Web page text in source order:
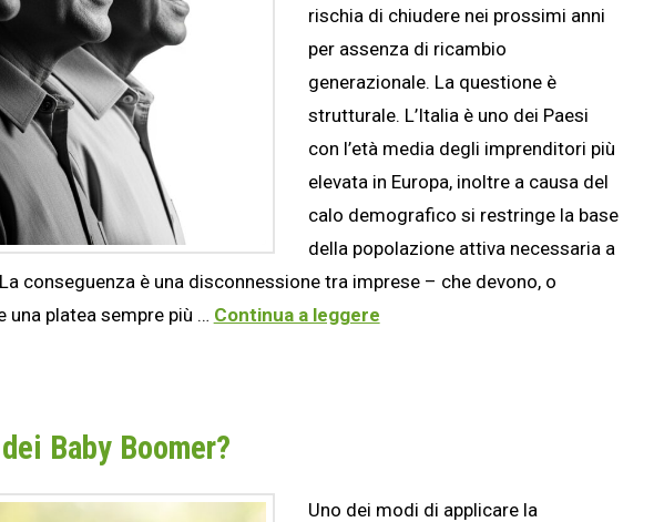
rischia di chiudere nei prossimi anni
per assenza di ricambio
generazionale. La questione è
strutturale. L’Italia è uno dei Paesi
con l’età media degli imprenditori più
elevata in Europa, inoltre a causa del
calo demografico si restringe la base
della popolazione attiva necessaria a
conseguenza è una disconnessione tra imprese – che devono, o
platea sempre più … Continua a leggere
Baby Boomer?
Uno dei modi di applicare la